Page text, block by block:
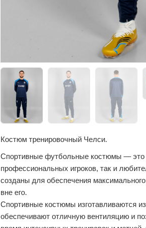
Костюм тренировочный Челси.
Спортивные футбольные костюмы — это
профессиональных игроков, так и
созданы для обеспечения
вне его.
Спортивные костюмы изготавливаются
обеспечивают отличную вентиляцию и